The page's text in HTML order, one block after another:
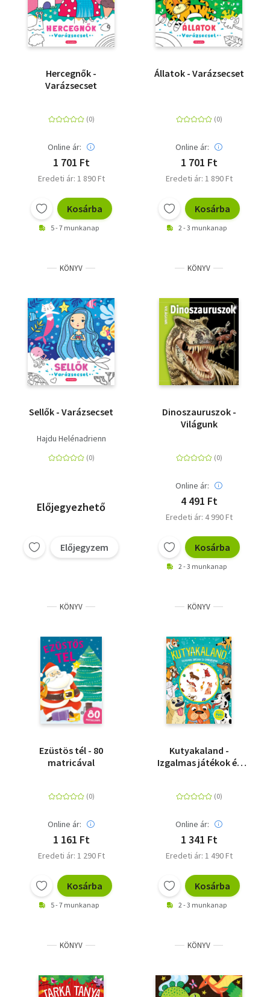
Hercegnők -
Varázsecset
Online ár:
1 701 Ft
Eredeti ár: 1 890 Ft
Kosárba
5 - 7 munkanap
Állatok - Varázsecset
Online ár:
1 701 Ft
Eredeti ár: 1 890 Ft
Kosárba
2 - 3 munkanap
KÖNYV
Sellők - Varázsecset
Hajdu Helénadrienn
Előjegyezhető
Előjegyzem
KÖNYV
Dinoszauruszok -
Világunk
Online ár:
4 491 Ft
Eredeti ár: 4 990 Ft
Kosárba
2 - 3 munkanap
KÖNYV
Ezüstös tél - 80
matricával
Online ár:
1 161 Ft
Eredeti ár: 1 290 Ft
Kosárba
5 - 7 munkanap
KÖNYV
Kutyakaland -
Izgalmas játékok és
Online ár:
1 341 Ft
Eredeti ár: 1 490 Ft
Kosárba
2 - 3 munkanap
KÖNYV KÖNYV